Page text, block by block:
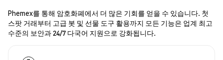
Phemex를 통해 암호화폐에서 더 많은 기회를 얻을 수 있습니다. 첫
스팟 거래부터 고급 봇 및 선물 도구 활용까지 모든 기능은 업계 최고
수준의 보안과 24/7 다국어 지원으로 강화됩니다.